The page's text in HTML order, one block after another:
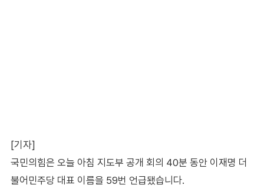
[기자]
국민의힘은 오늘 아침 지도부 공개 회의 40분 동안 이재명 더
불어민주당 대표 이름을 59번 언급됐습니다.